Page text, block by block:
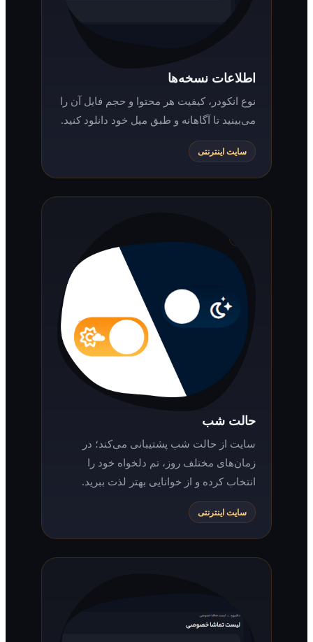
اطلاعات نسخه‌ها
نوع انکودر، کیفیت هر محتوا و حجم فایل آن را
می‌بینید تا آگاهانه و طبق میل خود دانلود کنید.
سایت اینترنتی
حالت شب
سایت از حالت شب پشتیبانی می‌کند؛ در
زمان‌های مختلف روز، تم دلخواه خود را
انتخاب کرده و از خوانایی بهتر لذت ببرید.
سایت اینترنتی